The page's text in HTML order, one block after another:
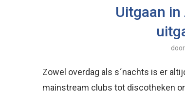
Uitgaan
door
Zowel overdag als s´nachts is er
mainstream clubs tot discotheken